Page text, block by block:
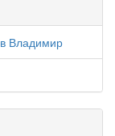
Владимир